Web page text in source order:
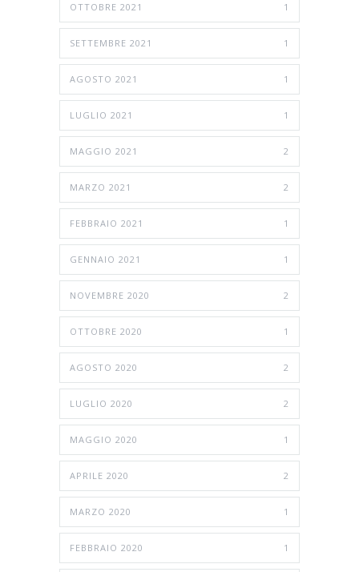
OTTOBRE 2021 1
SETTEMBRE 2021 1
AGOSTO 2021 1
LUGLIO 2021 1
MAGGIO 2021 2
MARZO 2021 2
FEBBRAIO 2021 1
GENNAIO 2021 1
NOVEMBRE 2020 2
OTTOBRE 2020 1
AGOSTO 2020 2
LUGLIO 2020 2
MAGGIO 2020 1
APRILE 2020 2
MARZO 2020 1
FEBBRAIO 2020 1